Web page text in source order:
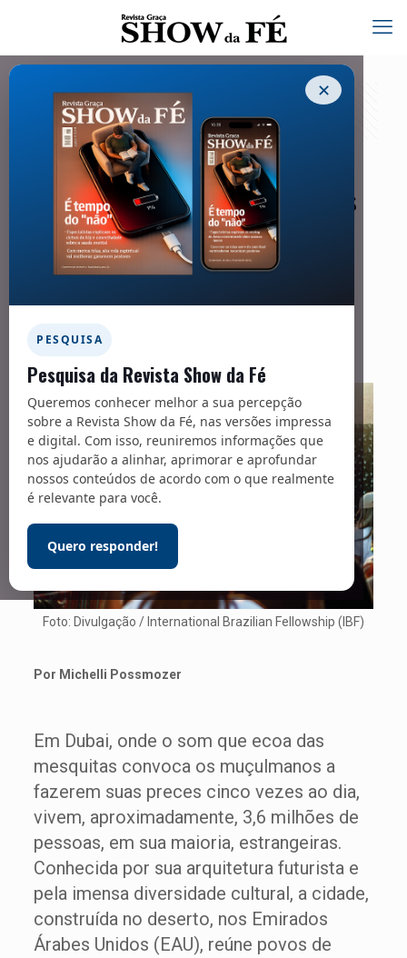
✕
PESQUISA
Pesquisa da Revista Show da Fé
Queremos conhecer melhor a sua percepção
sobre a Revista Show da Fé, nas versões impressa
e digital. Com isso, reuniremos informações que
nos ajudarão a alinhar, aprimorar e aprofundar
nossos conteúdos de acordo com o que realmente
é relevante para você.
Quero responder!
Com algumas Igrejas Evangélicas
estabelecidas na moderna Dubai,
cristãos testemunham sua fé em Jesus
13/08/2025
Facebook Twitter
Messenger
Foto: Divulgação / International Brazilian Fellowship (IBF)
Por Michelli Possmozer
Em Dubai, onde o som que ecoa das
mesquitas convoca os muçulmanos a
fazerem suas preces cinco vezes ao dia,
vivem, aproximadamente, 3,6 milhões de
pessoas, em sua maioria, estrangeiras.
Conhecida por sua arquitetura futurista e
pela imensa diversidade cultural, a cidade,
construída no deserto, nos Emirados
Árabes Unidos (EAU), reúne povos de